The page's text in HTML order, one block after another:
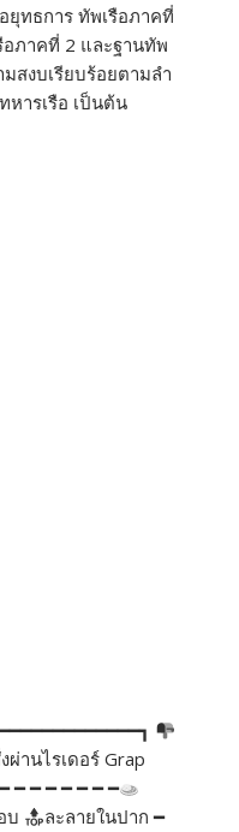
ยุทธการ ทัพเรือภาคที่
ภาคที่ 2 และฐานทัพ
สงบเรียบร้อยตามลำ
ารเรือ เป็นต้น
ผ่านไรเดอร์ Grap
━ ━ ━ ━ ━ ━ ━
บ
ละลายในปาก ━